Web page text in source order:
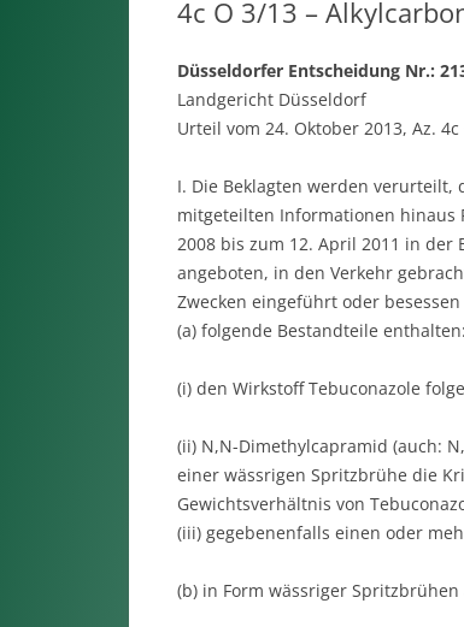
4c O 3/13 –
Düsseldorfer Entscheidung Nr.:
Landgericht Düsseldorf
Urteil vom 24. Oktober 2013, Az. 4c
I. Die Beklagten werden verurteilt,
mitgeteilten Informationen hinaus
2008 bis zum 12. April 2011 in
angeboten, in den Verkehr
Zwecken eingeführt oder
(a) folgende Bestandteile enthalten:
(i) den Wirkstoff Tebuconazole
(ii) N,N-Dimethylcapramid (auch:
einer wässrigen Spritzbrühe die
Gewichtsverhältnis von
(iii) gegebenenfalls einen oder
(b) in Form wässriger